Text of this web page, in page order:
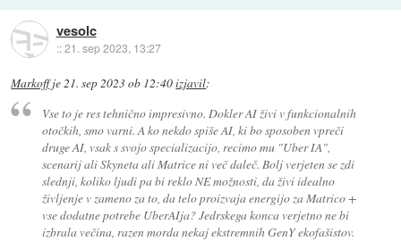
vesolc
::21. sep 2023, 13:27
Markoffje21. sep 2023 ob 12:40izjavil:
Vse to je res tehnično impresivno. Dokler AI živi v funkcionalnih
otočkih, smo varni. A ko nekdo spiše AI, ki bo sposoben vpreči
druge AI, vsak s svojo specializacijo, recimo mu "Uber IA",
scenarij ali Skyneta ali Matrice ni več daleč. Bolj verjeten se zdi
slednji, koliko ljudi pa bi reklo NE možnosti, da živi idealno
življenje v zameno za to, da telo proizvaja energijo za Matrico +
vse dodatne potrebe UberAIja? Jedrskega konca verjetno ne bi
izbrala večina, razen morda nekaj ekstremnih GenY ekofašistov.